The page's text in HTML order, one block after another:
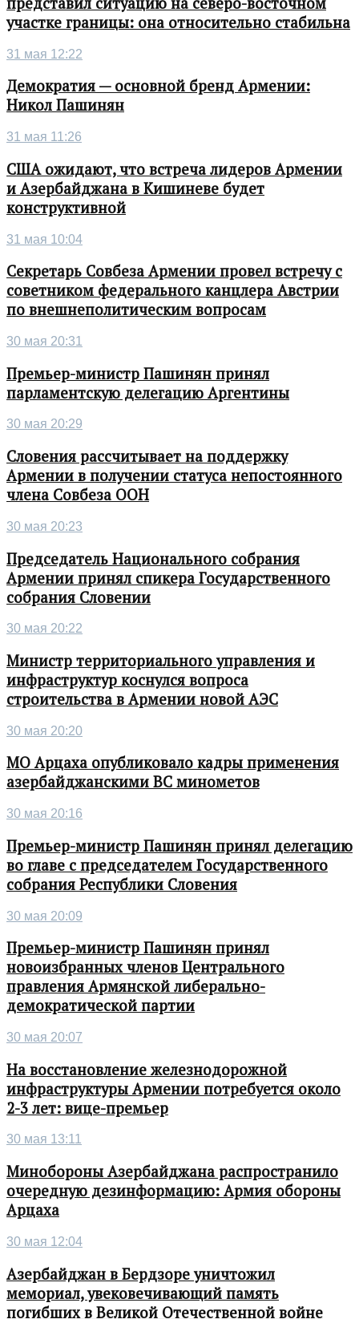
участке границы: она относительно стабильна
31 мая 12:22
Демократия — основной бренд Армении:
Никол Пашинян
31 мая 11:26
США ожидают, что встреча лидеров Армении
и Азербайджана в Кишиневе будет
конструктивной
31 мая 10:04
Секретарь Совбеза Армении провел встречу с
советником федерального канцлера Австрии
по внешнеполитическим вопросам
30 мая 20:31
Премьер-министр Пашинян принял
парламентскую делегацию Аргентины
30 мая 20:29
Словения рассчитывает на поддержку
Армении в получении статуса непостоянного
члена Совбеза ООН
30 мая 20:23
Председатель Национального собрания
Армении принял спикера Государственного
собрания Словении
30 мая 20:22
Министр территориального управления и
инфраструктур коснулся вопроса
строительства в Армении новой АЭС
30 мая 20:20
МО Арцаха опубликовало кадры применения
азербайджанскими ВС минометов
30 мая 20:16
Премьер-министр Пашинян принял делегацию
во главе с председателем Государственного
собрания Республики Словения
30 мая 20:09
Премьер-министр Пашинян принял
новоизбранных членов Центрального
правления Армянской либерально-
демократической партии
30 мая 20:07
На восстановление железнодорожной
инфраструктуры Армении потребуется около
2-3 лет: вице-премьер
30 мая 13:11
Минобороны Азербайджана распространило
очередную дезинформацию: Армия обороны
Арцаха
30 мая 12:04
Азербайджан в Бердзоре уничтожил
мемориал, увековечивающий память
погибших в Великой Отечественной войне